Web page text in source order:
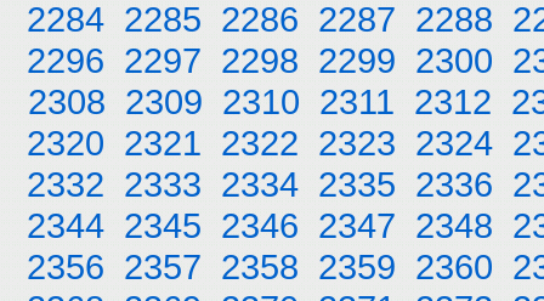
2284 2285 2286 2287 2288
2296 2297 2298 2299 2300
2308 2309 2310 2311 2312
2320 2321 2322 2323 2324
2332 2333 2334 2335 2336
2344 2345 2346 2347 2348
2356 2357 2358 2359 2360